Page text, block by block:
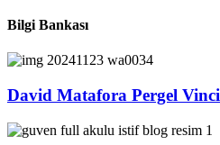
Bilgi Bankası
David Matafora Pergel Vinci